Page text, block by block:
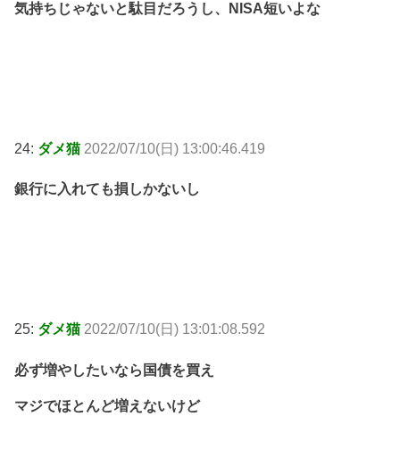
気持ちじゃないと駄目だろうし、NISA短いよな
24: ダメ猫 2022/07/10(日) 13:00:46.419
銀行に入れても損しかないし
25: ダメ猫 2022/07/10(日) 13:01:08.592
必ず増やしたいなら国債を買え
マジでほとんど増えないけど